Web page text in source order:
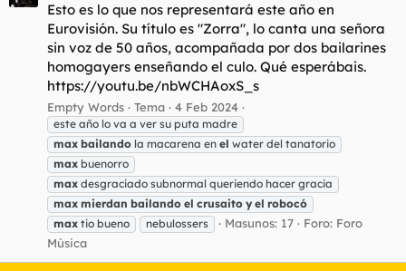
Esto es lo que nos representará este año en
Eurovisión. Su título es "Zorra", lo canta una señora
sin voz de 50 años, acompañada por dos bailarines
homogayers enseñando el culo. Qué esperábais.
https://youtu.be/nbWCHAoxS_s
Empty Words Tema 4 Feb 2024
este año lo va a ver su puta madre
max bailando la macarena en el water del tanatorio
max buenorro
max desgraciado subnormal queriendo hacer gracia
max mierdan bailando el crusaito y el robocó
max tio bueno nebulossers Masunos: 17 Foro: Foro
Música